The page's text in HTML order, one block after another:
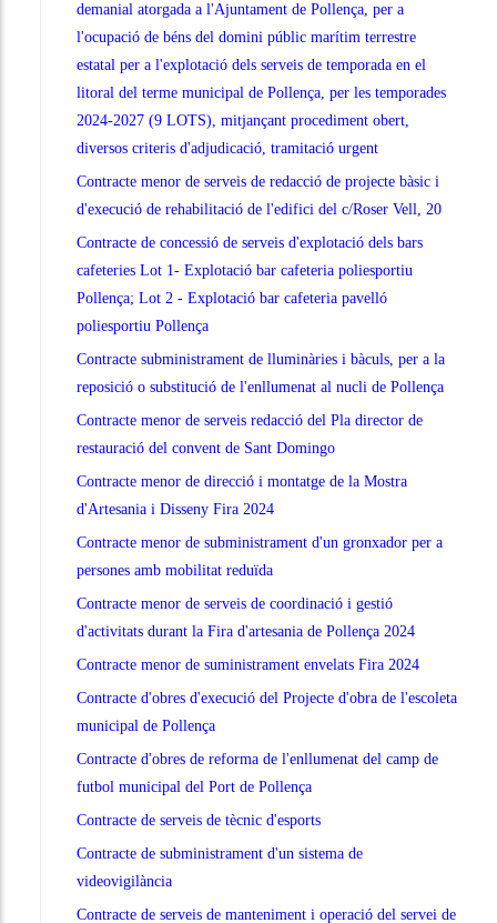
demanial atorgada a l'Ajuntament de Pollença, per a
l'ocupació de béns del domini públic marítim terrestre
estatal per a l'explotació dels serveis de temporada en el
litoral del terme municipal de Pollença, per les temporades
2024-2027 (9 LOTS), mitjançant procediment obert,
diversos criteris d'adjudicació, tramitació urgent
Contracte menor de serveis de redacció de projecte bàsic i
d'execució de rehabilitació de l'edifici del c/Roser Vell, 20
Contracte de concessió de serveis d'explotació dels bars
cafeteries Lot 1- Explotació bar cafeteria poliesportiu
Pollença; Lot 2 - Explotació bar cafeteria pavelló
poliesportiu Pollença
Contracte subministrament de lluminàries i bàculs, per a la
reposició o substitució de l'enllumenat al nucli de Pollença
Contracte menor de serveis redacció del Pla director de
restauració del convent de Sant Domingo
Contracte menor de direcció i montatge de la Mostra
d'Artesania i Disseny Fira 2024
Contracte menor de subministrament d'un gronxador per a
persones amb mobilitat reduïda
Contracte menor de serveis de coordinació i gestió
d'activitats durant la Fira d'artesania de Pollença 2024
Contracte menor de suministrament envelats Fira 2024
Contracte d'obres d'execució del Projecte d'obra de l'escoleta
municipal de Pollença
Contracte d'obres de reforma de l'enllumenat del camp de
futbol municipal del Port de Pollença
Contracte de serveis de tècnic d'esports
Contracte de subministrament d'un sistema de
videovigilància
Contracte de serveis de manteniment i operació del servei de